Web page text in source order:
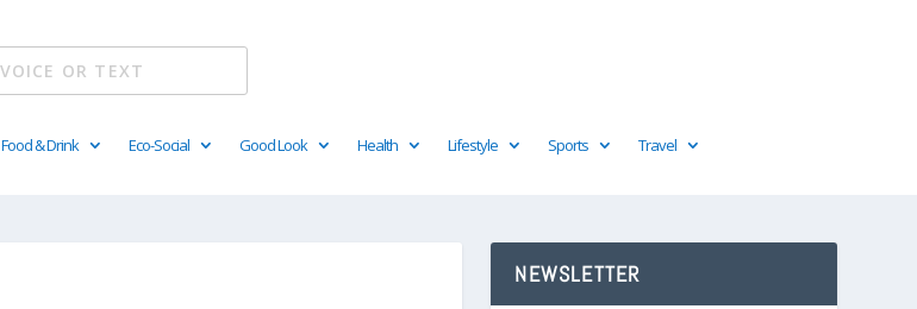
Food & Drink Eco-Social Good Look Health Lifestyle Sports Travel
NEWSLETTER